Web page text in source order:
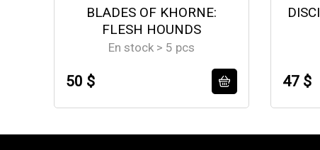
BLADES OF KHORNE:
FLESH HOUNDS
En stock > 5 pcs
50 $ 47 $